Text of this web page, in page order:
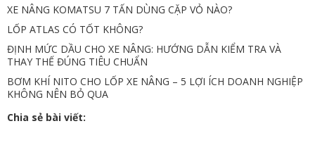
XE NÂNG KOMATSU 7 TẤN DÙNG CẶP VỎ NÀO?
LỐP ATLAS CÓ TỐT KHÔNG?
ĐỊNH MỨC DẦU CHO XE NÂNG: HƯỚNG DẪN KIỂM TRA VÀ
THAY THẾ ĐÚNG TIÊU CHUẨN
BƠM KHÍ NITO CHO LỐP XE NÂNG – 5 LỢI ÍCH DOANH NGHIỆP
KHÔNG NÊN BỎ QUA
Chia sẻ bài viết: